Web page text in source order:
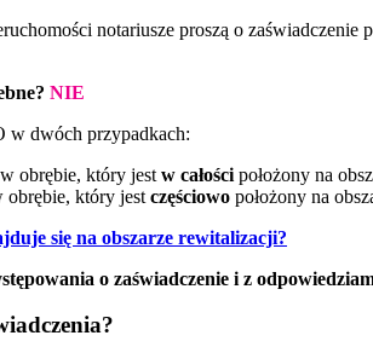
notariusze proszą o zaświadczenie
NIE
w dwóch przypadkach:
obrębie, który jest w całości położony na
obrębie, który jest częściowo położony na
się na obszarze rewitalizacji?
o zaświadczenie i z